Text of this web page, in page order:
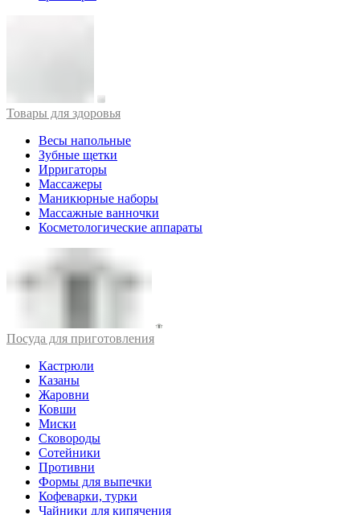
Товары для здоровья
Весы напольные
Зубные щетки
Ирригаторы
Массажеры
Маникюрные наборы
Массажные ванночки
Косметологические аппараты
Посуда для приготовления
Кастрюли
Казаны
Жаровни
Ковши
Миски
Сковороды
Сотейники
Противни
Формы для выпечки
Кофеварки, турки
Чайники для кипячения